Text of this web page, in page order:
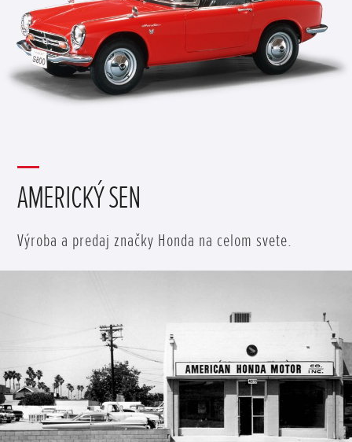
AMERICKÝ SEN
Výroba a predaj značky Honda na celom svete.